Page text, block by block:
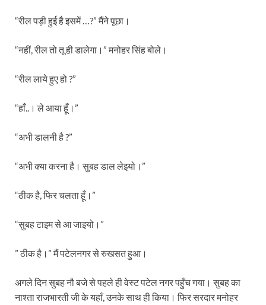
“रील पड़ी हुई है इसमें …?” मैंने पूछा।
“नहीं, रील तो तू ही डालेगा।” मनोहर सिंह बोले।
“रील लाये हुए हो ?”
“हाँ..। ले आया हूँ।”
“अभी डालनी है ?”
“अभी क्या करना है। सुबह डाल लेइयो।”
“ठीक है, फिर चलता हूँ।”
“सुबह टाइम से आ जाइयो।”
” ठीक है।” मैं पटेलनगर से रुखसत हुआ।
अगले दिन सुबह नौ बजे से पहले ही वेस्ट पटेल नगर पहुँच गया। सुबह का
नाश्ता राजभारती जी के यहाँ, उनके साथ ही किया। फिर सरदार मनोहर